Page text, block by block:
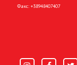
Факс: +38948407407